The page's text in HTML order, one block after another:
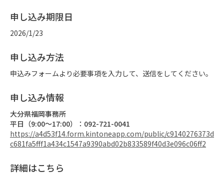
申し込み期限日
2026/1/23
申し込み方法
申込みフォームより必要事項を入力して、送信をしてください。
申し込み情報
大分県福岡事務所
平日（9:00～17:00）：092-721-0041
https://a4d53f14.form.kintoneapp.com/public/c9140276373d
c681fa5fff1a434c1547a9390abd02b833589f40d3e096c06ff2
詳細はこちら